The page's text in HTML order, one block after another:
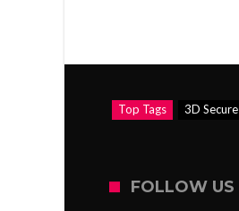
Top Tags 3D Secure
FOLLOW US